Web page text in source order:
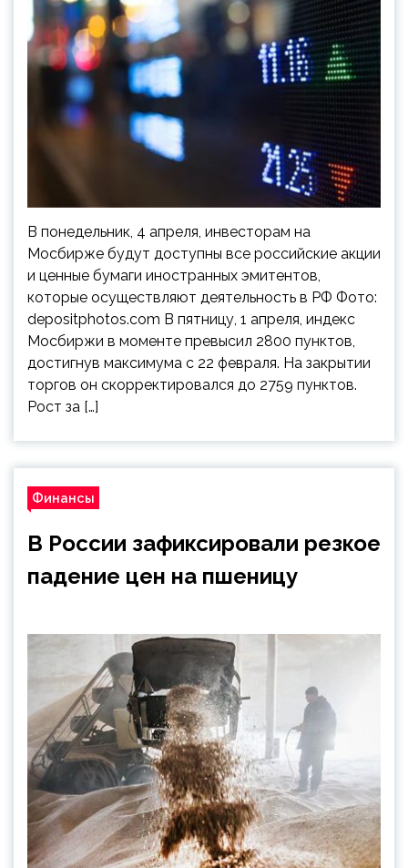
В понедельник, 4 апреля, инвесторам на
Мосбирже будут доступны все российские акции
и ценные бумаги иностранных эмитентов,
которые осуществляют деятельность в РФ Фото:
depositphotos.com В пятницу, 1 апреля, индекс
Мосбиржи в моменте превысил 2800 пунктов,
достигнув максимума с 22 февраля. На закрытии
торгов он скорректировался до 2759 пунктов.
Рост за […]
Финансы
В России зафиксировали резкое
падение цен на пшеницу